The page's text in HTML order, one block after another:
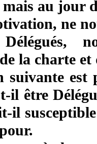
mais au jour
ne
la charte
suivante est
il être
il